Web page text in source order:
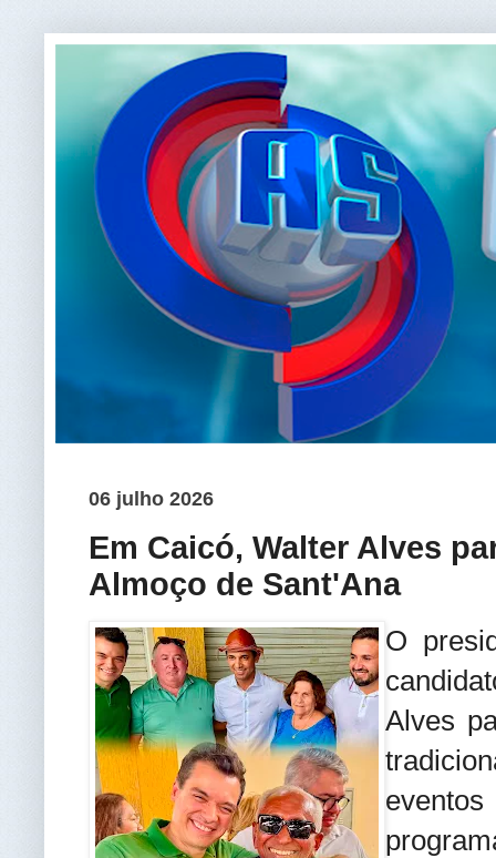
06 julho 2026
Em Caicó, Walter Alves
Almoço de Sant'Ana
O
Alves